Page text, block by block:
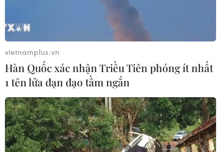
vietnamplus.vn
Hàn Quốc xác nhận Triều Tiên phóng ít nhất
1 tên lửa đạn đạo tầm ngắn